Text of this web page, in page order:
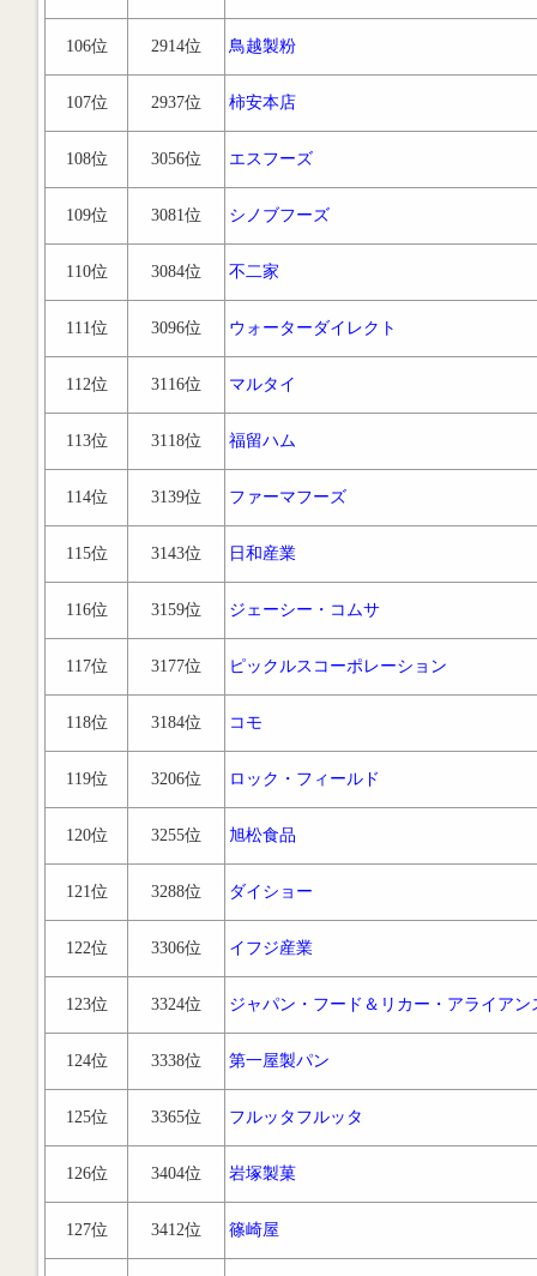
106位 2914位 鳥越製粉
107位 2937位 柿安本店
108位 3056位 エスフーズ
109位 3081位 シノブフーズ
110位 3084位 不二家
111位 3096位 ウォーターダイレクト
112位 3116位 マルタイ
113位 3118位 福留ハム
114位 3139位 ファーマフーズ
115位 3143位 日和産業
116位 3159位 ジェーシー・コムサ
117位 3177位 ピックルスコーポレーション
118位 3184位 コモ
119位 3206位 ロック・フィールド
120位 3255位 旭松食品
121位 3288位 ダイショー
122位 3306位 イフジ産業
123位 3324位 ジャパン・フード＆リカー・アライアン
124位 3338位 第一屋製パン
125位 3365位 フルッタフルッタ
126位 3404位 岩塚製菓
127位 3412位 篠崎屋